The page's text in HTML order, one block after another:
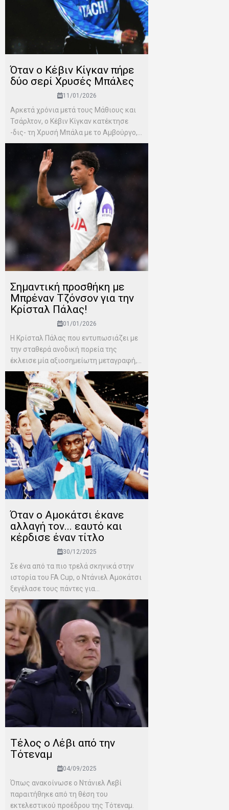
Όταν ο Κέβιν Κίγκαν πήρε
δύο σερί Χρυσές Μπάλες
11/01/2026
Αρκετά χρόνια μετά τους Μάθιους και
Τσάρλτον, ο Κέβιν Κίγκαν κατέκτησε
-δις- τη Χρυσή Μπάλα με το Αμβούργο,...
Σημαντική προσθήκη με
Μπρέναν Τζόνσον για την
Κρίσταλ Πάλας!
01/01/2026
Η Κρίσταλ Πάλας που εντυπωσιάζει με
την σταθερά ανοδική πορεία της
έκλεισε μία αξιοσημείωτη μεταγραφή,...
Όταν ο Αμοκάτσι έκανε
αλλαγή τον... εαυτό και
κέρδισε έναν τίτλο
30/12/2025
Σε ένα από τα πιο τρελά σκηνικά στην
ιστορία του FA Cup, ο Ντάνιελ Αμοκάτσι
ξεγέλασε τους πάντες για...
Τέλος ο Λέβι από την
Τότεναμ
04/09/2025
Όπως ανακοίνωσε ο Ντάνιελ Λεβί
παραιτήθηκε από τη θέση του
εκτελεστικού προέδρου της Τότεναμ.